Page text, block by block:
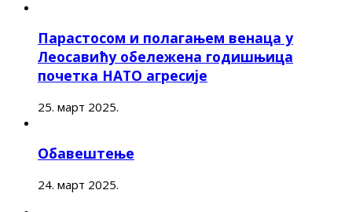
Парастосом и полагањем венаца у
Леосавићу обележена годишњица
почетка НАТО агресије
25. март 2025.
Обавештење
24. март 2025.